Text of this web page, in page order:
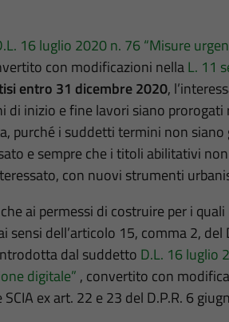
16 luglio 2020 n. 76 “Misure
con modificazioni nellaL. 11
entro 31 dicembre 2020,
di inizio e fine lavori siano
purché i suddetti termini non
e sempre che i titoli abilitativi
con nuovi strumenti
ai permessi di costruire per i
sensi dell’articolo 15, comma 2,
dal suddetto D.L. 16 luglio
digitale” , convertito con
ex art. 22 e 23 del D.P.R. 6